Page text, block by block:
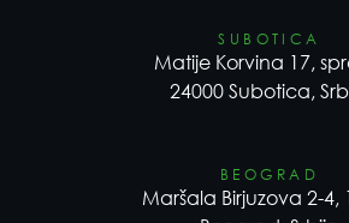
SUBOTICA
Matije Korvina 17,
24000 Subotica,
BEOGRAD
Maršala Birjuzova 2-4,